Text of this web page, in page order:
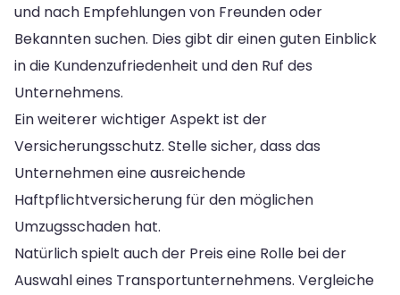
und nach Empfehlungen von Freunden oder
Bekannten suchen. Dies gibt dir einen guten Einblick
in die Kundenzufriedenheit und den Ruf des
Unternehmens.
Ein weiterer wichtiger Aspekt ist der
Versicherungsschutz. Stelle sicher, dass das
Unternehmen eine ausreichende
Haftpflichtversicherung für den möglichen
Umzugsschaden hat.
Natürlich spielt auch der Preis eine Rolle bei der
Auswahl eines Transportunternehmens. Vergleiche